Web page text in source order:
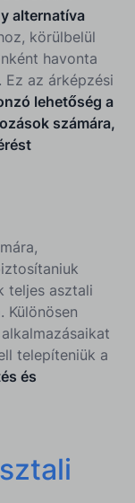
alternatíva
körülbelül
havonta
az árképzési
lehetőség a
számára,
teljes asztali
Különösen
telepíteniük a
és